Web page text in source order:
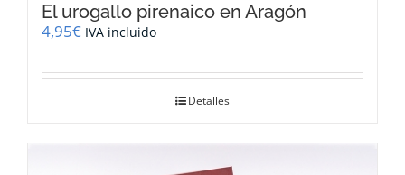
El urogallo pirenaico en Aragón
4,95€ IVA incluido
Detalles